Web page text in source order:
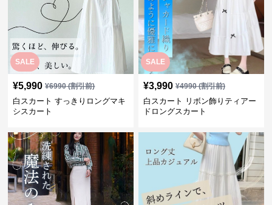
SALE
¥5,990 ¥6990(割引前)
白スカート すっきりロングマキ
シスカート
SALE
¥3,990 ¥4990(割引前)
白スカート リボン飾りティアー
ドロングスカート